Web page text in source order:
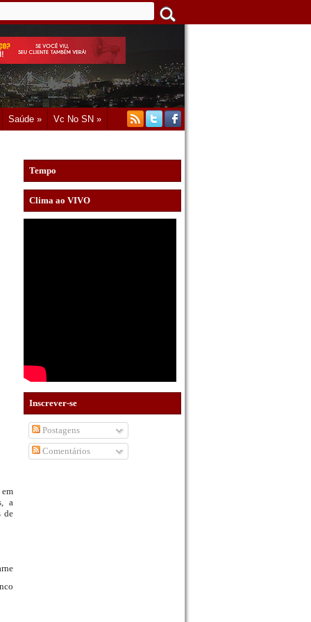
Saúde » Vc No SN »
a
de
Tempo
Clima ao VIVO
Inscrever-se
Postagens
Comentários